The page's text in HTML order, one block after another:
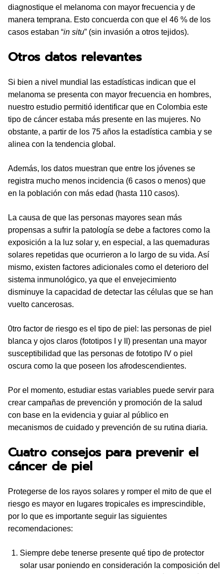
diagnostique el melanoma con mayor frecuencia y de
manera temprana. Esto concuerda con que el 46 % de los
casos estaban “in situ” (sin invasión a otros tejidos).
Otros datos relevantes
Si bien a nivel mundial las estadísticas indican que el
melanoma se presenta con mayor frecuencia en hombres,
nuestro estudio permitió identificar que en Colombia este
tipo de cáncer estaba más presente en las mujeres. No
obstante, a partir de los 75 años la estadística cambia y se
alinea con la tendencia global.
Además, los datos muestran que entre los jóvenes se
registra mucho menos incidencia (6 casos o menos) que
en la población con más edad (hasta 110 casos).
La causa de que las personas mayores sean más
propensas a sufrir la patología se debe a factores como la
exposición a la luz solar y, en especial, a las quemaduras
solares repetidas que ocurrieron a lo largo de su vida. Así
mismo, existen factores adicionales como el deterioro del
sistema inmunológico, ya que el envejecimiento
disminuye la capacidad de detectar las células que se han
vuelto cancerosas.
0tro factor de riesgo es el tipo de piel: las personas de piel
blanca y ojos claros (fototipos I y II) presentan una mayor
susceptibilidad que las personas de fototipo IV o piel
oscura como la que poseen los afrodescendientes.
Por el momento, estudiar estas variables puede servir para
crear campañas de prevención y promoción de la salud
con base en la evidencia y guiar al público en
mecanismos de cuidado y prevención de su rutina diaria.
Cuatro consejos para prevenir el
cáncer de piel
Protegerse de los rayos solares y romper el mito de que el
riesgo es mayor en lugares tropicales es imprescindible,
por lo que es importante seguir las siguientes
recomendaciones:
Siempre debe tenerse presente qué tipo de protector
solar usar poniendo en consideración la composición del